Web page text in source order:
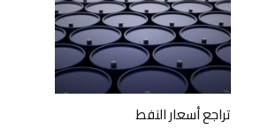
تراجع أسعار النفط